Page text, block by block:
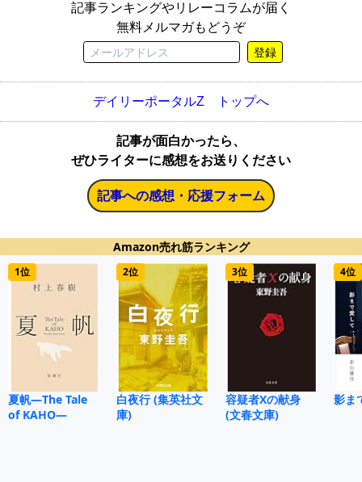
記事ランキングやリレーコラムが届く
無料メルマガもどうぞ
登録
デイリーポータルZ トップへ
記事が面白かったら、
ぜひライターに感想をお送りください
記事への感想・応援フォーム
Amazon売れ筋ランキング
1位
夏帆―The Tale
of KAHO―
2位
白夜行 (集英社文
庫)
3位
容疑者Xの献身
(文春文庫)
4位
影ま